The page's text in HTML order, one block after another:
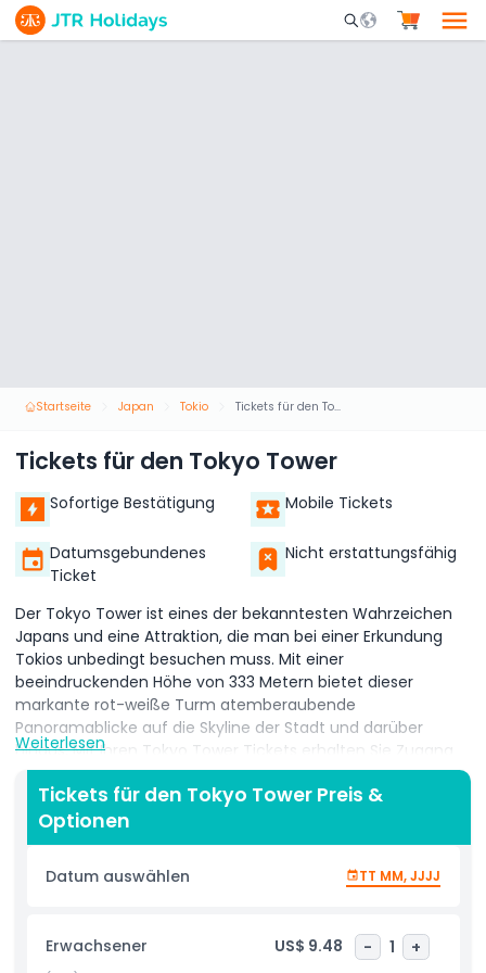
Mobile Search
Startseite Japan Tokio Tickets für den Tokyo Tower
Tickets für den Tokyo Tower
Sofortige Bestätigung Mobile Tickets
Datumsgebundenes
Ticket
Nicht erstattungsfähig
Der Tokyo Tower ist eines der bekanntesten Wahrzeichen
Japans und eine Attraktion, die man bei einer Erkundung
Tokios unbedingt besuchen muss. Mit einer
beeindruckenden Höhe von 333 Metern bietet dieser
markante rot-weiße Turm atemberaubende
Panoramablicke auf die Skyline der Stadt und darüber
hinaus. Mit Ihren Tokyo Tower Tickets erhalten Sie Zugang
zu zwei spektakulären Aussichtsplattformen, dem
Hauptdeck und dem Oberdeck, wo Sie 360-Grad-Blicke auf
das pulsierende Stadtbild Tokios genießen können. An
einem klaren Tag können Sie sogar einen Blick auf den
majestätischen Fuji erhaschen. Ob Sie zum ersten Mal
Besucher sind oder wiederkehren, bietet der Tokyo Tower
beeindruckenden Aussichtspunkten, sondern auch zu einer
Weiterlesen
Tickets für den Tokyo Tower Preis &
Optionen
Datum auswählen TT MM, JJJJ
Erwachsener US$ 9.48 - 1 +